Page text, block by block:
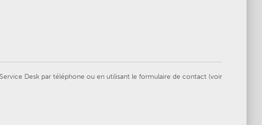
Desk par téléphone ou en utilisant le formulaire de contact (voir